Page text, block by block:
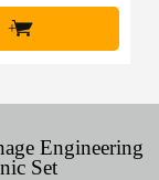
+
Engineering
Set